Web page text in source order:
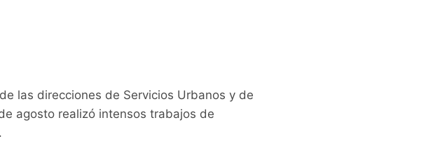
las direcciones de Servicios Urbanos y de
agosto realizó intensos trabajos de